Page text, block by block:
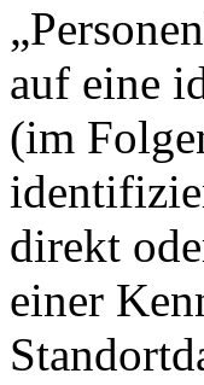
auf eine
(im
direkt
einer